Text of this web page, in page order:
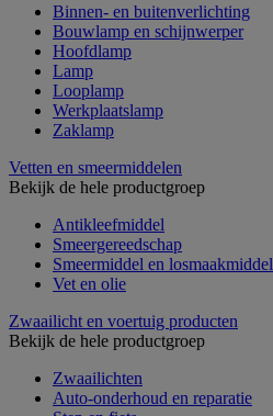
Binnen- en buitenverlichting
Bouwlamp en schijnwerper
Hoofdlamp
Lamp
Looplamp
Werkplaatslamp
Zaklamp
Vetten en smeermiddelen
Bekijk de hele productgroep
Antikleefmiddel
Smeergereedschap
Smeermiddel en losmaakmiddel
Vet en olie
Zwaailicht en voertuig producten
Bekijk de hele productgroep
Zwaailichten
Auto-onderhoud en reparatie